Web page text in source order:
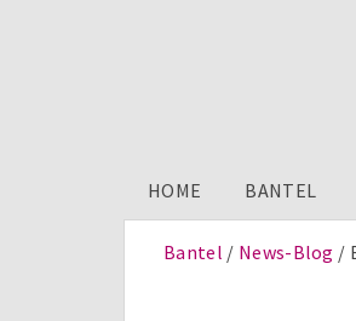
HOME BANTEL
Bantel News-Blog